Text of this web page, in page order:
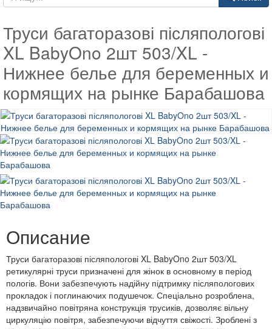
Труси багаторазові післяпологові
XL BabyOno 2шт 503/XL -
Нижнее белье для беременных и
кормящих на рынке Барабашова
Описание
Труси багаторазові післяпологові XL BabyOno 2шт 503/XL
ретикулярні труси призначені для жінок в основному в період
пологів. Вони забезпечують надійну підтримку післяпологових
прокладок і поглинаючих подушечок. Спеціально розроблена,
надзвичайно повітряна конструкція трусиків, дозволяє вільну
циркуляцію повітря, забезпечуючи відчуття свіжості. Зроблені з